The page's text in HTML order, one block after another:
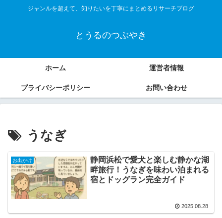
ジャンルを超えて、知りたいを丁寧にまとめるリサーチブログ
とうるのつぶやき
ホーム 運営者情報
プライバシーポリシー お問い合わせ
うなぎ
お出かけ
静岡浜松で愛犬と楽しむ静かな湖
畔旅行！うなぎを味わい泊まれる
宿とドッグラン完全ガイド
2025.08.28